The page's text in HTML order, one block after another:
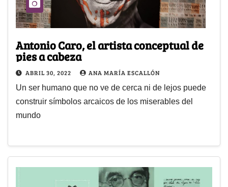
Antonio Caro, el artista conceptual de
pies a cabeza
ABRIL 30, 2022 ANA MARÍA ESCALLÓN
Un ser humano que no ve de cerca ni de lejos puede
construir símbolos arcaicos de los miserables del
mundo